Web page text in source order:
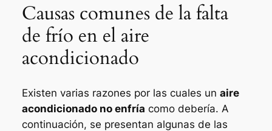
Causas comunes de la falta
de frío en el aire
acondicionado
Existen varias razones por las cuales un aire
acondicionado no enfría como debería. A
continuación, se presentan algunas de las